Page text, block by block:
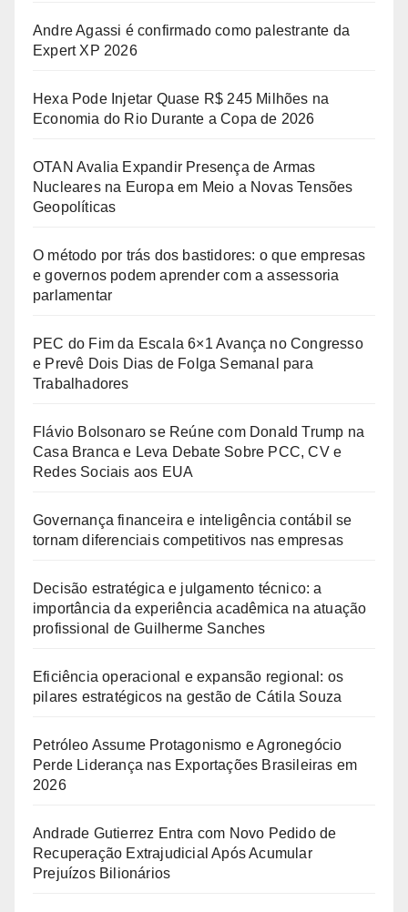
Andre Agassi é confirmado como palestrante da
Expert XP 2026
Hexa Pode Injetar Quase R$ 245 Milhões na
Economia do Rio Durante a Copa de 2026
OTAN Avalia Expandir Presença de Armas
Nucleares na Europa em Meio a Novas Tensões
Geopolíticas
O método por trás dos bastidores: o que empresas
e governos podem aprender com a assessoria
parlamentar
PEC do Fim da Escala 6×1 Avança no Congresso
e Prevê Dois Dias de Folga Semanal para
Trabalhadores
Flávio Bolsonaro se Reúne com Donald Trump na
Casa Branca e Leva Debate Sobre PCC, CV e
Redes Sociais aos EUA
Governança financeira e inteligência contábil se
tornam diferenciais competitivos nas empresas
Decisão estratégica e julgamento técnico: a
importância da experiência acadêmica na atuação
profissional de Guilherme Sanches
Eficiência operacional e expansão regional: os
pilares estratégicos na gestão de Cátila Souza
Petróleo Assume Protagonismo e Agronegócio
Perde Liderança nas Exportações Brasileiras em
2026
Andrade Gutierrez Entra com Novo Pedido de
Recuperação Extrajudicial Após Acumular
Prejuízos Bilionários